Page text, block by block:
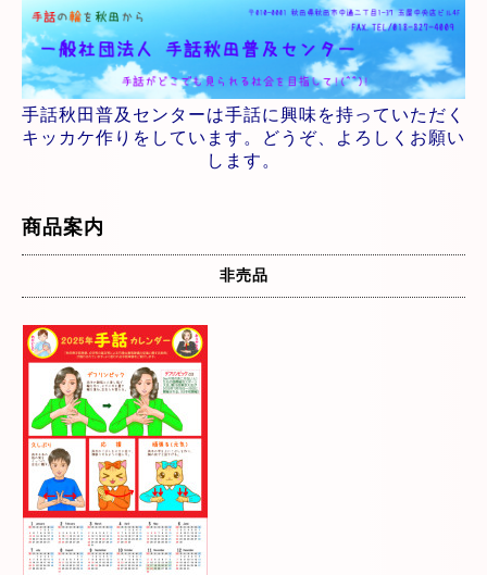
手話秋田普及センターは手話に興味を持っていただく
キッカケ作りをしています。どうぞ、よろしくお願い
します。
商品案内
非売品